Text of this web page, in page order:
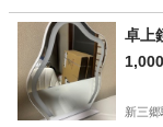
埼玉 さいたま市卓上
新三郷